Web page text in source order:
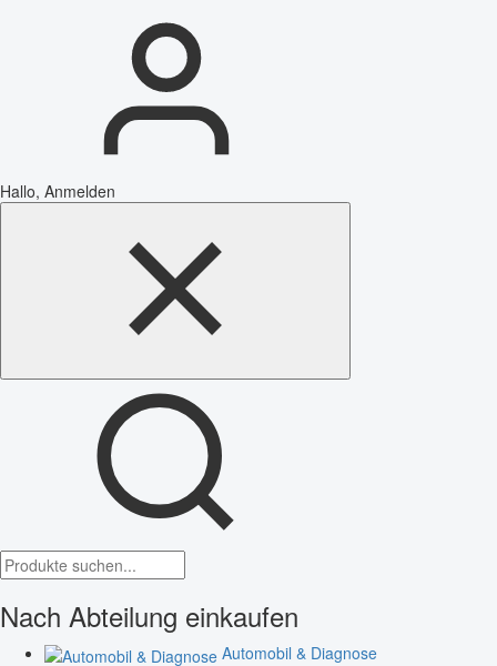
Hallo, Anmelden
Nach Abteilung einkaufen
Automobil & Diagnose